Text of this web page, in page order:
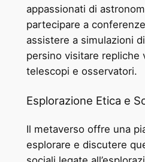
appassionati di
partecipare a
assistere a simulazioni
persino visitare repliche
telescopi e osservatori.
Esplorazione Etica e
Il metaverso offre una
esplorare e discutere